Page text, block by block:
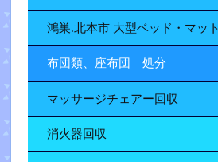
鴻巣.北本市 大型ベッド・マッ
布団類、座布団 処分
マッサージチェアー回収
消火器回収